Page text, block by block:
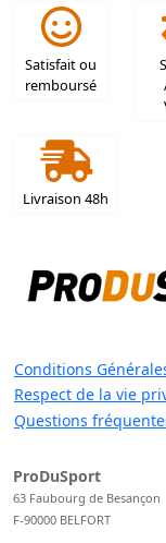
Satisfait ou
remboursé
Livraison 48h
Conditions
Respect de la vie
Questions
ProDuSport
63 Faubourg de Besançon
F-90000 BELFORT